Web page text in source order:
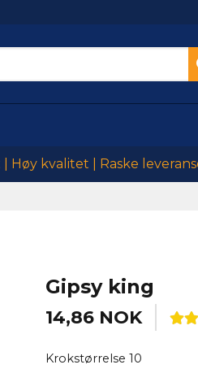
Høy kvalitet | Raske
Gipsy king
14,86 NOK
Krokstørrelse 10